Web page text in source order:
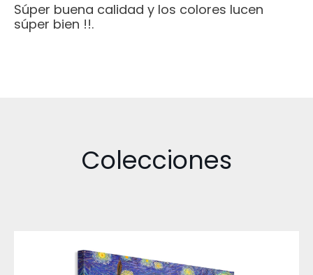
Súper buena calidad y los colores lucen
súper bien !!.
Colecciones